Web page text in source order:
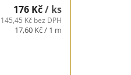
176 Kč/ ks
145,45 Kč bez DPH
Měrná
17,60 Kč / 1 m